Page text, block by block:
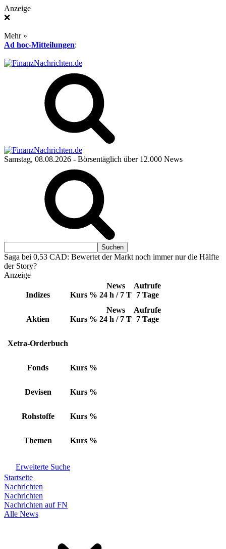
Anzeige
❌
Mehr »
Ad hoc-Mitteilungen:
Samstag, 08.08.2026 - Börsentäglich über 12.000 News
Saga bei 0,53 CAD: Bewertet der Markt noch immer nur die Hälfte
der Story?
Anzeige
Indizes Kurs %
News
24 h / 7 T
Aufrufe
7 Tage
Aktien Kurs %
News
24 h / 7 T
Aufrufe
7 Tage
Xetra-Orderbuch
Fonds Kurs %
Devisen Kurs %
Rohstoffe Kurs %
Themen Kurs %
Erweiterte Suche
Startseite
Nachrichten
Nachrichten
Nachrichten auf FN
Alle News